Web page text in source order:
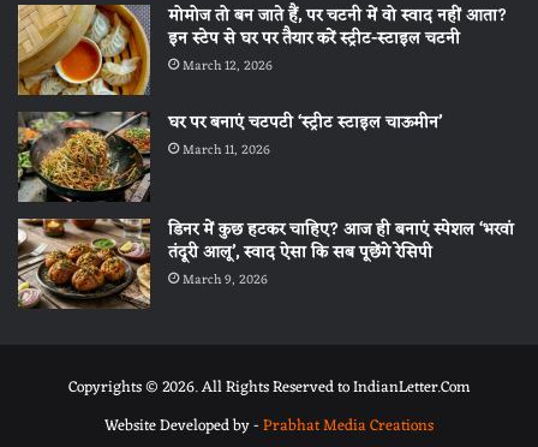
मोमोज तो बन जाते हैं, पर चटनी में वो स्वाद नहीं आता?
इन स्टेप से घर पर तैयार करें स्ट्रीट-स्टाइल चटनी
March 12, 2026
घर पर बनाएं चटपटी ‘स्ट्रीट स्टाइल चाऊमीन’
March 11, 2026
डिनर में कुछ हटकर चाहिए? आज ही बनाएं स्पेशल ‘भरवां
तंदूरी आलू’, स्वाद ऐसा कि सब पूछेंगे रेसिपी
March 9, 2026
Copyrights © 2026. All Rights Reserved to IndianLetter.Com
Website Developed by -Prabhat Media Creations